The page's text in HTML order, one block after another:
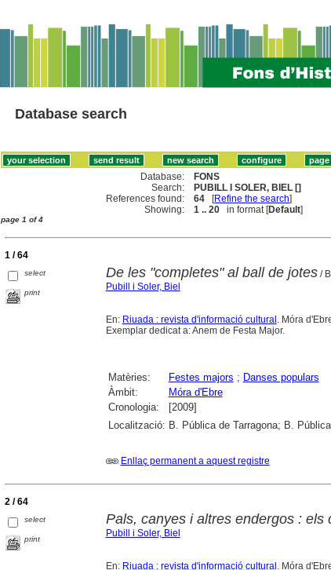
Database search
Database:
FONS
Search:
PUBILL I SOLER, BIEL []
References found:
64 [Refine the search]
Showing:
1 .. 20 in format [Default]
page 1 of 4
1 / 64
select
print
De les "completes" al ball de jotes/
Pubill i Soler, Biel
En: Riuada : revista d'informació cultural. Móra
Exemplar dedicat a: Anem de Festa Major.
Matèries: Festes majors ; Danses populars
Àmbit:
Móra d'Ebre
Cronologia:
[2009]
Localització: B. Pública de Tarragona; B.
Enllaç permanent a aquest registre
2 / 64
select
print
Pals, canyes i altres endergos : els
Pubill i Soler, Biel
En: Riuada : revista d'informació cultural . Móra